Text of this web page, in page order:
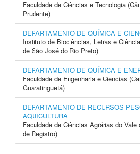
Faculdade de Ciências e Tecnologia
Prudente)
DEPARTAMENTO DE QUÍMICA E
Instituto de Biociências, Letras e
de São José do Rio Preto)
DEPARTAMENTO DE QUÍMICA E
Faculdade de Engenharia e Ciências
Guaratinguetá)
DEPARTAMENTO DE RECURSOS
AQUICULTURA
Faculdade de Ciências Agrárias do Vale
de Registro)